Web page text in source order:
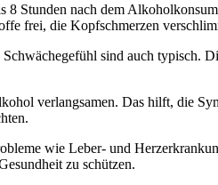
8 Stunden nach dem
frei, die Kopfschmerzen
sind auch typisch.
verlangsamen. Das hilft, die
wie Leber- und
zu schützen.